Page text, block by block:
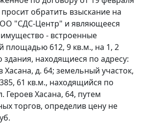
обратить взыскание на
"СДС-Центр" и являющееся
- встроенные
612, 9 кв.м., на 1, 2
здания, находящиеся по адресу:
Хасана, д. 64; земельный участок,
61 кв.м., находящийся по
Героев Хасана, 64, путем
торгов, определив цену не